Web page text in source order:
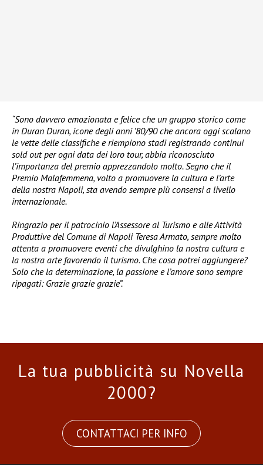
“Sono davvero emozionata e felice che un gruppo storico come
in Duran Duran, icone degli anni ’80/90 che ancora oggi scalano
le vette delle classifiche e riempiono stadi registrando continui
sold out per ogni data dei loro tour, abbia riconosciuto
l’importanza del premio apprezzandolo molto. Segno che il
Premio Malafemmena, volto a promuovere la cultura e l’arte
della nostra Napoli, sta avendo sempre più consensi a livello
internazionale.
Ringrazio per il patrocinio l’Assessore al Turismo e alle Attività
Produttive del Comune di Napoli Teresa Armato, sempre molto
attenta a promuovere eventi che divulghino la nostra cultura e
la nostra arte favorendo il turismo. Che cosa potrei aggiungere?
Solo che la determinazione, la passione e l’amore sono sempre
ripagati: Grazie grazie grazie”.
La tua pubblicità su Novella
2000?
CONTATTACI PER INFO